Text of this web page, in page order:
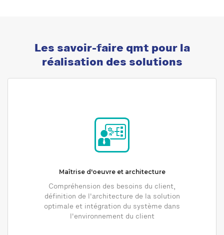
Les savoir-faire qmt pour la
réalisation des solutions
Maîtrise d'oeuvre et architecture
Compréhension des besoins du client,
définition de l'architecture de la solution
optimale et intégration du système dans
l'environnement du client